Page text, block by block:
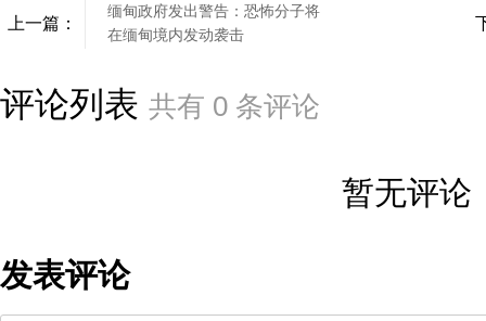
上一篇：
缅甸政府发出警告：恐怖分子将
在缅甸境内发动袭击
评论列表 共有 0 条评论
暂无评论
发表评论